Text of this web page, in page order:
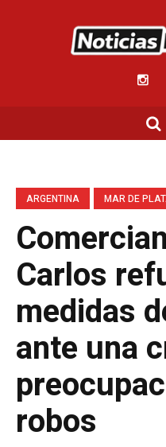
ARGENTINA MAR DE
Carlos
medidas
ante una
robos